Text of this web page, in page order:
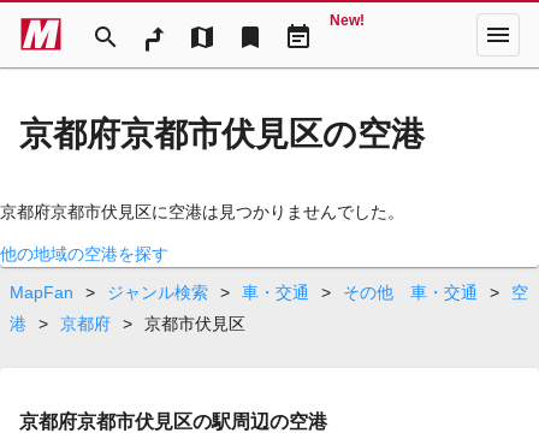
search map bookmark event_note
New! menu
京都府京都市伏見区の空港
京都府京都市伏見区に空港は見つかりませんでした。
他の地域の空港を探す
MapFan
> ジャンル検索 > 車・交通 > その他 車・交通 >
空
港
> 京都府 > 京都市伏見区
京都府京都市伏見区の駅周辺の空港